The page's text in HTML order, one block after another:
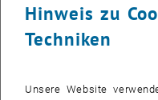
Vizerektorin Anna Steiger
Themen im
Hinweis zu
Techniken
Unsere Website